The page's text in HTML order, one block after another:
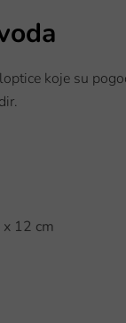
koje su
12 cm